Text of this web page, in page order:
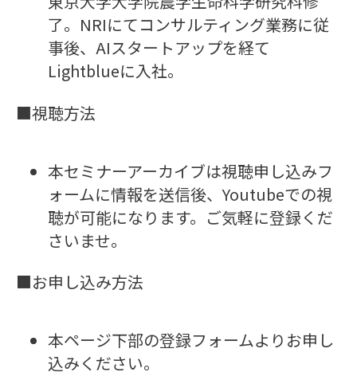
了。NRIにてコンサルティング業務に従
事後、AIスタートアップを経て
Lightblueに入社。
■視聴方法
本セミナーアーカイブは視聴申し込みフ
ォームに情報を送信後、Youtubeでの視
聴が可能になります。ご気軽に登録くだ
さいませ。
■お申し込み方法
本ページ下部の登録フォームよりお申し
込みください。